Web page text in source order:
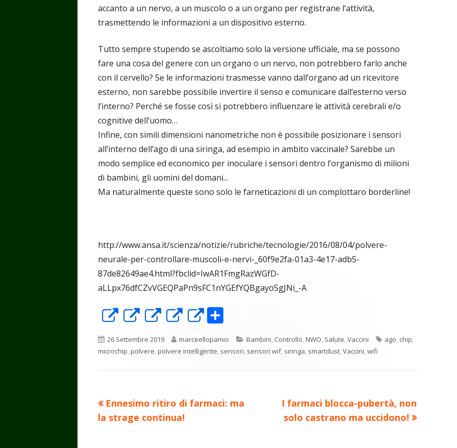
accanto a un nervo, a un muscolo o a un organo per registrane l’attività,
trasmettendo le informazioni a un dispositivo esterno.
Tutto sempre stupendo se ascoltiamo solo la versione ufficiale, ma se possono
fare una cosa del genere con un organo o un nervo, non potrebbero farlo anche
con il cervello? Se le informazioni trasmesse vanno dall’organo ad un ricevitore
esterno, non sarebbe possibile invertire il senso e comunicare dall’esterno verso
l’interno? Perché se fosse così si potrebbero influenzare le attività cerebrali e/o
cognitive dell’uomo…
Infine, con simili dimensioni nanometriche non è possibile posizionare i sensori
all’interno dell’ago di una siringa, ad esempio in ambito vaccinale? Sarebbe un
modo semplice ed economico per inoculare i sensori dentro l’organismo di milioni
di bambini, gli uomini del domani...
Ma naturalmente queste sono solo le farneticazioni di un complottaro borderline!
http://www.ansa.it/scienza/notizie/rubriche/tecnologie/2016/08/04/polvere-
neurale-per-controllare-muscoli-e-nervi-_60f9e2fa-01a3-4e17-adb5-
87de82649ae4.html?fbclid=IwAR1FmgRazWGfD-
aLLpx76dfCZvVGEQPaPn9sFC1nYGEfYQBgayoSgJNi_-A
Apre
in
una
Apre
in
una
Apre
in
una
Apre
una
Apre
in
una
o
n
di
Pubblicato
26 Settembre 2019 Autore
marceellopamio Categorie
Bambini, Controllo,NWO, Salute,Vaccini Tag
ago, chip,
microchip,polvere,polvere intelligente, sensori, sensori wif, siringa, smartdust,Vaccini,wifi
Navigazione
articoli
Precedente
articolo:
Ennesimo ritiro di farmaci: ma
la strage continua!
Nuovo
articolo:
I farmaci blocca-pubertà, non
solo castrano ma uccidono!